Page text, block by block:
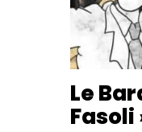
Le
Fasoli